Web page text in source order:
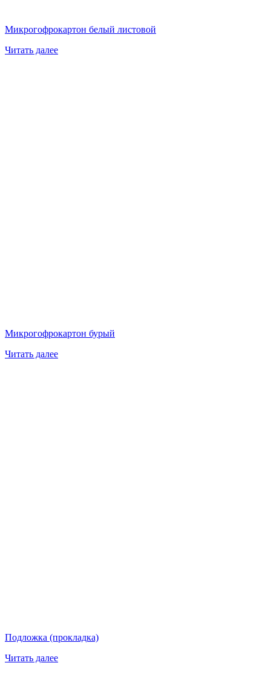
Микрогофрокартон белый листовой
Читать далее
Микрогофрокартон бурый
Читать далее
Подложка (прокладка)
Читать далее